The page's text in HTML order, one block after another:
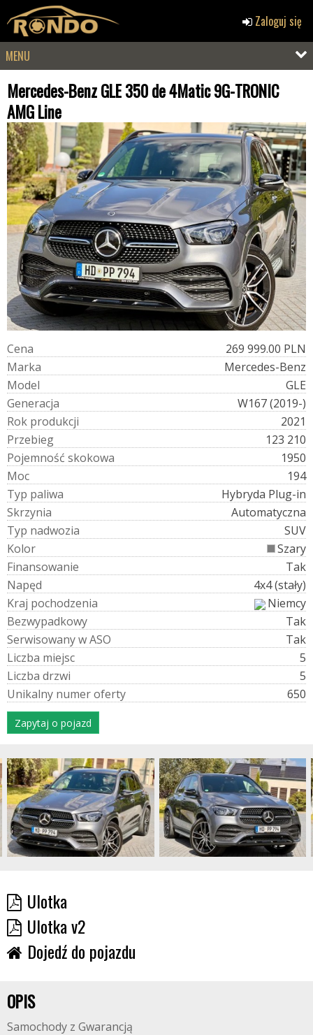
Zaloguj się
MENU
Mercedes-Benz GLE 350 de 4Matic 9G-TRONIC
AMG Line
Cena
269 999.00 PLN
Marka
Mercedes-Benz
Model
GLE
Generacja
W167 (2019-)
Rok produkcji
2021
Przebieg
123 210
Pojemność skokowa
1950
Moc
194
Typ paliwa
Hybryda Plug-in
Skrzynia
Automatyczna
Typ nadwozia
SUV
Kolor
Szary
Finansowanie
Tak
Napęd
4x4 (stały)
Kraj pochodzenia
Niemcy
Bezwypadkowy
Tak
SerwisowanywASO
Tak
Liczba miejsc
5
Liczba drzwi
5
Unikalny numeroferty 650
Zapytaj o pojazd
Ulotka
Ulotka v2
Dojedź do pojazdu
OPIS
Samochody z Gwarancją